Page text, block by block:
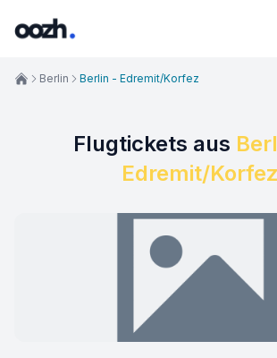
Flugtickets aus
Edremit/Korfez
Berlin Berlin - Edremit/Korfez